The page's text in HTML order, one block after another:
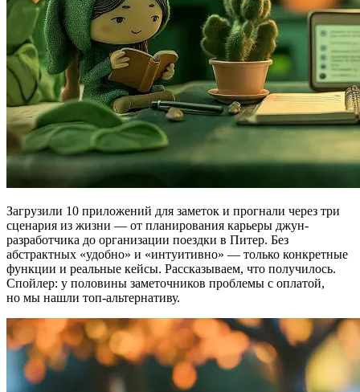
Загрузили 10 приложений для заметок и прогнали через три
сценария из жизни — от планирования карьеры джун-
разработчика до организации поездки в Питер. Без
абстрактных «удобно» и «интуитивно» — только конкретные
функции и реальные кейсы. Рассказываем, что получилось.
Спойлер: у половины заметочников проблемы с оплатой,
но мы нашли топ-альтернативу.